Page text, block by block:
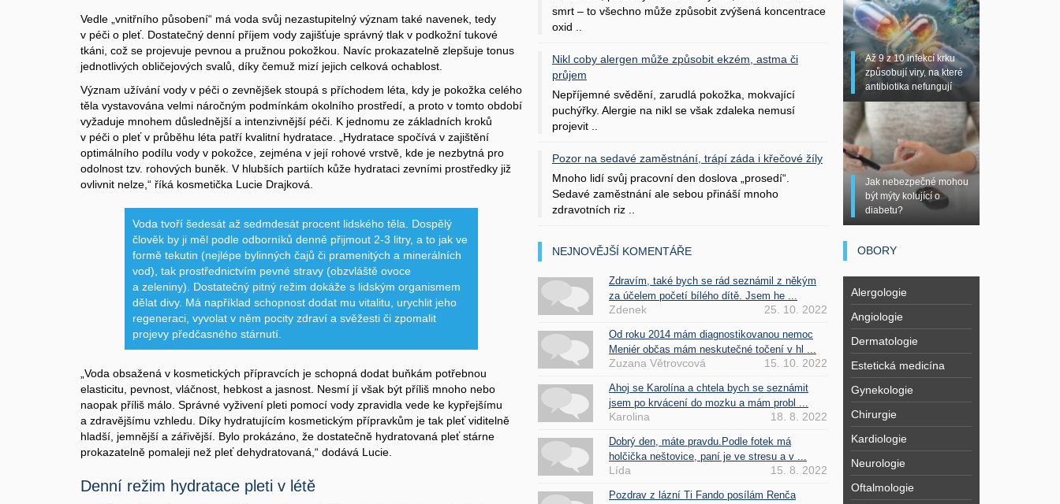
Vedle „vnitřního působení“ má voda svůj nezastupitelný význam také navenek, tedy
v péči o pleť. Dostatečný denní příjem vody zajišťuje správný tlak v podkožní tukové
tkáni, což se projevuje pevnou a pružnou pokožkou. Navíc prokazatelně zlepšuje tonus
jednotlivých obličejových svalů, díky čemuž mizí jejich celková ochablost.
Význam užívání vody v péči o zevnějšek stoupá s příchodem léta, kdy je pokožka celého
těla vystavována velmi náročným podmínkám okolního prostředí, a proto v tomto období
vyžaduje mnohem důslednější a intenzivnější péči. K jednomu ze základních kroků
v péči o pleť v průběhu léta patří kvalitní hydratace. „Hydratace spočívá v zajištění
optimálního podílu vody v pokožce, zejména v její rohové vrstvě, kde je nezbytná pro
odolnost tzv. rohových buněk. V hlubších partiích kůže hydrataci zevními prostředky již
ovlivnit nelze,“ říká kosmetička Lucie Drajková.
Voda tvoří šedesát až sedmdesát procent lidského těla. Dospělý
člověk by ji měl podle odborníků denně přijmout 2-3 litry, a to jak ve
formě tekutin (nejlépe bylinných čajů či pramenitých a minerálních
vod), tak prostřednictvím pevné stravy (obzvláště ovoce
a zeleniny). Dostatečný pitný režim dokáže s lidským organismem
dělat divy. Má například schopnost dodat mu vitalitu, urychlit jeho
regeneraci, vyvolat v něm pocity zdraví a svěžesti či zpomalit
projevy předčasného stárnutí.
„Voda obsažená v kosmetických přípravcích je schopná dodat buňkám potřebnou
elasticitu, pevnost, vláčnost, hebkost a jasnost. Nesmí jí však být příliš mnoho nebo
naopak příliš málo. Správné vyživení pleti pomocí vody zpravidla vede ke kypřejšímu
a zdravějšímu vzhledu. Díky hydratujícím kosmetickým přípravkům je tak pleť viditelně
hladší, jemnější a zářivější. Bylo prokázáno, že dostatečně hydratovaná pleť stárne
prokazatelně pomaleji než pleť dehydratovaná,“ dodává Lucie.
Denní režim hydratace pleti v létě
smrt – to všechno může způsobit zvýšená koncentrace
oxid ..
Nikl coby alergen může způsobit ekzém, astma či
průjem
Nepříjemné svědění, zarudlá pokožka, mokvající
puchýřky. Alergie na nikl se však zdaleka nemusí
projevit ..
Pozor na sedavé zaměstnání, trápí záda i křečové žíly
Mnoho lidí svůj pracovní den doslova „prosedí“.
Sedavé zaměstnání ale sebou přináší mnoho
zdravotních riz ..
NEJNOVĚJŠÍ KOMENTÁŘE
Zdravím, také bych se rád seznámil z někým
za účelem početí bílého dítě. Jsem he ...
Zdenek 25. 10. 2022
Od roku 2014 mám diagnostikovanou nemoc
Meniér občas mám neskutečné točení v hl ...
Zuzana Větrovcová 15. 10. 2022
Ahoj se Karolína a chtela bych se seznámit
jsem po krvácení do mozku a mám probl ...
Karolina 18. 8. 2022
Dobrý den, máte pravdu.Podle fotek má
holčička neštovice, paní je ve stresu a v ...
Lída 15. 8. 2022
Pozdrav z lázní Ti Fando posílám Renča
Až 9 z 10 infekcí krku
způsobují viry, na které
antibiotika nefungují
Jak nebezpečné mohou
být mýty kolující o
diabetu?
OBORY
Alergologie
Angiologie
Dermatologie
Estetická medicína
Gynekologie
Chirurgie
Kardiologie
Neurologie
Oftalmologie